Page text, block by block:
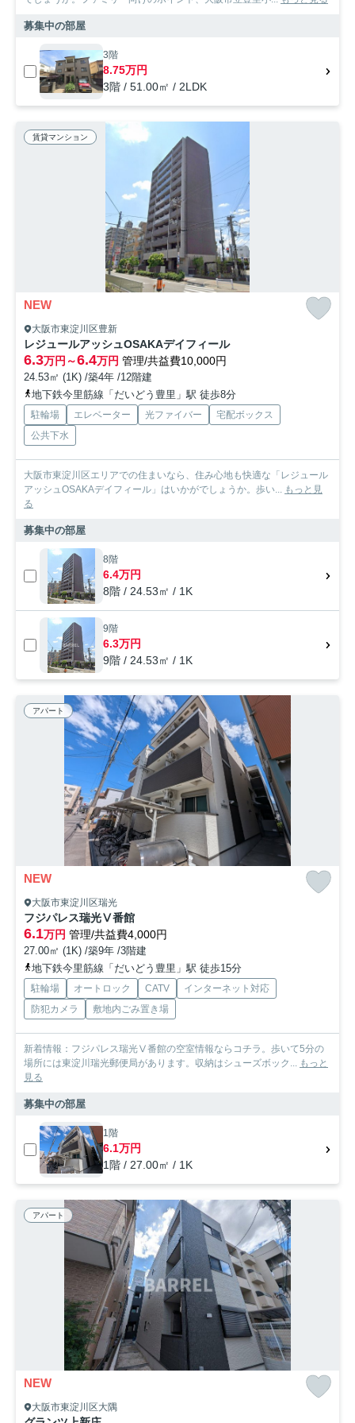
募集中の部屋
3階
8.75万円
3階 / 51.00㎡ / 2LDK
賃貸マンション
NEW
大阪市東淀川区豊新
レジュールアッシュOSAKAデイフィール
6.3万円～6.4万円 管理/共益費10,000円
24.53㎡ (1K) /築4年 /12階建
地下鉄今里筋線「だいどう豊里」駅 徒歩8分
駐輪場 エレベーター 光ファイバー
宅配ボックス
公共下水
大阪市東淀川区エリアでの住まいなら、住み心地も快適な「レジュール
アッシュOSAKAデイフィール」はいかがでしょうか。歩い... もっと見
る
募集中の部屋
8階
6.4万円
8階 / 24.53㎡ / 1K
9階
6.3万円
9階 / 24.53㎡ / 1K
アパート
NEW
大阪市東淀川区瑞光
フジパレス瑞光Ⅴ番館
6.1万円 管理/共益費4,000円
27.00㎡ (1K) /築9年 /3階建
地下鉄今里筋線「だいどう豊里」駅 徒歩15分
駐輪場 オートロック CATV
インターネット対応
防犯カメラ
敷地内ごみ置き場
新着情報：フジパレス瑞光Ⅴ番館の空室情報ならコチラ。歩いて5分の
場所には東淀川瑞光郵便局があります。収納はシューズボック... もっと
見る
募集中の部屋
1階
6.1万円
1階 / 27.00㎡ / 1K
アパート
NEW
大阪市東淀川区大隅